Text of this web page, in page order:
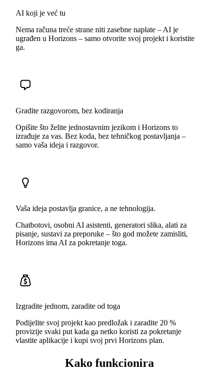
AI koji je već tu
Nema računa treće strane niti zasebne naplate – AI je
ugrađen u Horizons – samo otvorite svoj projekt i koristite
ga.
Gradite razgovorom, bez kodiranja
Opišite što želite jednostavnim jezikom i Horizons to
izrađuje za vas. Bez koda, bez tehničkog postavljanja –
samo vaša ideja i razgovor.
Vaša ideja postavlja granice, a ne tehnologija.
Chatbotovi, osobni AI asistenti, generatori slika, alati za
pisanje, sustavi za preporuke – što god možete zamisliti,
Horizons ima AI za pokretanje toga.
Izgradite jednom, zaradite od toga
Podijelite svoj projekt kao predložak i zaradite 20 %
provizije svaki put kada ga netko koristi za pokretanje
vlastite aplikacije i kupi svoj prvi Horizons plan.
Kako funkcionira